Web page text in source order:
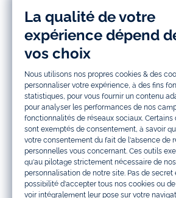
AIDE ET SERVICES
LA MAISON JACADI
INFOS LÉGALES ET COOKIES